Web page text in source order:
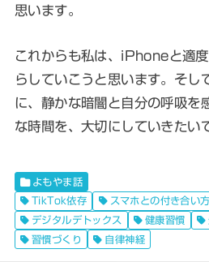
思います。
これからも私は、iPhoneと適
らしていこうと思います。そし
に、静かな暗闇と自分の呼吸
な時間を、大切にしていきたい
よもやま話
TikTok依存
スマホとの付き合い方
デジタルデトックス
健康習慣
習慣づくり
自律神経